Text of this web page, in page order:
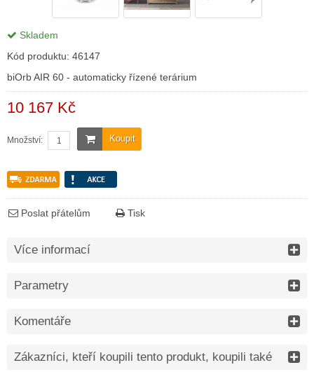
Skladem
Kód produktu: 46147
biOrb AIR 60 - automaticky řízené terárium
10 167 Kč
Koupit
Množství:
Poslat přátelům Tisk
Více informací
Parametry
Komentáře
Zákazníci, kteří koupili tento produkt, koupili také